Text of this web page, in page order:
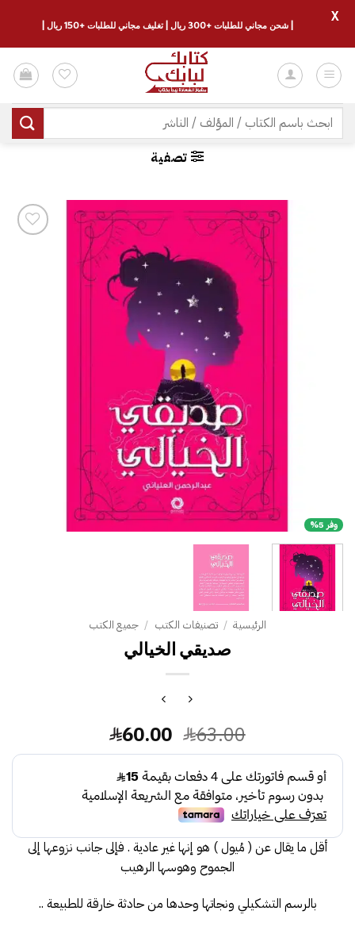
للمحتوى
البحث
عن:
تصفية
وفر 5%
الرئيسية / تصنيفات الكتب / جميع الكتب
صديقي الخيالي
63.00 السعر
الأصلي
هو:
63.00.
60.00 السعر
الحالي
60.00.
أقل ما يقال عن ( مُيول ) هو إنها غير عادية . فإلى جانب نزوعها إلى
الجموح وهوسها الرهيب
بالرسم التشكيلي ونجاتها وحدها من حادثة خارقة للطبيعة ..
| شحن مجاني للطلبات +300 ريال | تغليف مجاني للطلبات +150 ريال |
X